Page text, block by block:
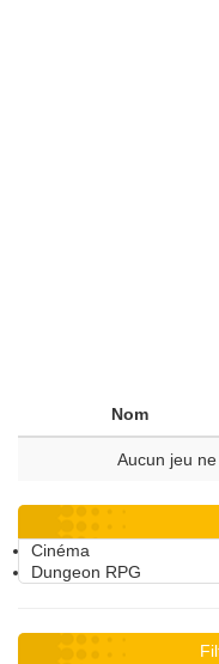
Nom
Aucun jeu
Cinéma
Dungeon RPG